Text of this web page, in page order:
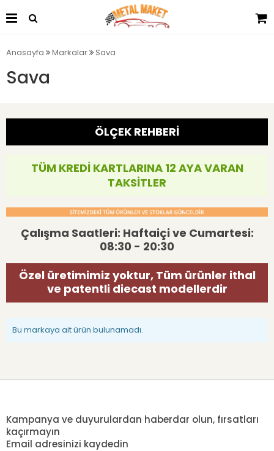
Anasayfa Markalar Sava
Sava
ÖLÇEK REHBERİ
TÜM KREDİ KARTLARINA 12 AYA VARAN
TAKSİTLER
Çalışma Saatleri: Haftaiçi ve Cumartesi:
08:30 - 20:30
Özel üretimimiz yoktur, Tüm ürünler ithal
ve patentli diecast modellerdir
Bu markaya ait ürün bulunamadı.
Kampanya ve duyurulardan haberdar olun, fırsatları
kaçırmayın
Email adresinizi kaydedin